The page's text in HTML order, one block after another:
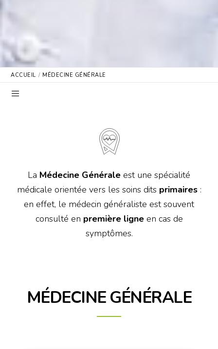
ACCUEIL MÉDECINE GÉNÉRALE
La Médecine Générale est une spécialité
médicale orientée vers les soins dits primaires:
en effet, le médecin généraliste est souvent
consulté en première ligneen cas de
symptômes.
MÉDECINE GÉNÉRALE